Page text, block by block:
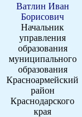
Ватлин Иван
Борисович
Начальник
управления
образования
муниципального
образования
Красноармейский
район
Краснодарского
края